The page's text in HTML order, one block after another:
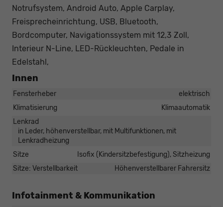
Notrufsystem, Android Auto, Apple Carplay,
Freisprecheinrichtung, USB, Bluetooth,
Bordcomputer, Navigationssystem mit 12,3 Zoll,
Interieur N-Line, LED-Rückleuchten, Pedale in
Edelstahl,
Innen
Fensterheber
elektrisch
Klimatisierung
Klimaautomatik
Lenkrad
in Leder, höhenverstellbar, mit Multifunktionen, mit
Lenkradheizung
Sitze
Isofix (Kindersitzbefestigung), Sitzheizung
Sitze: Verstellbarkeit
Höhenverstellbarer Fahrersitz
Infotainment & Kommunikation